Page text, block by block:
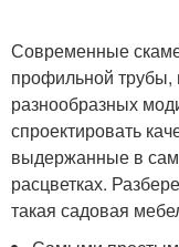
Современные
профильной
разнообразных
спроектировать
выдержанные в
расцветках.
такая садовая